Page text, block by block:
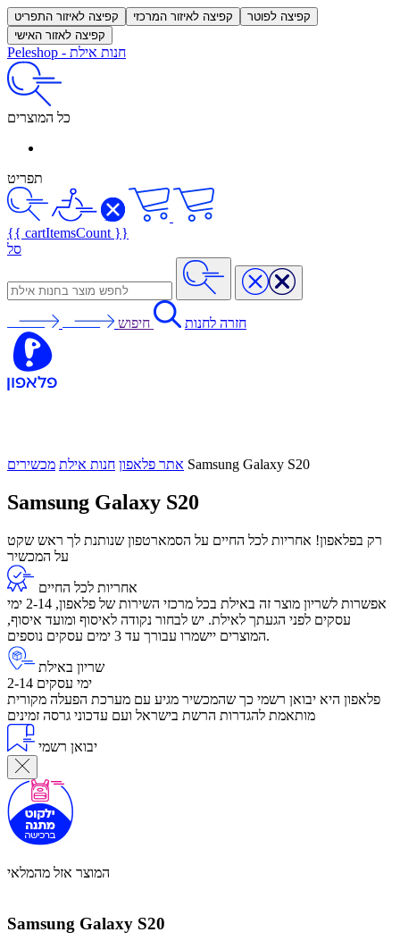
קפיצה לאיזור התפריט קפיצה לאיזור המרכזי
קפיצה לפוטר
קפיצה לאזור האישי
Peleshop - חנות אילת
כל המוצרים
תפריט
{{ cartItemsCount }}
סל
חזרה לחנות חיפוש
אתר פלאפון חנות אילת מכשירים Samsung Galaxy S20
Samsung Galaxy S20
רק בפלאפון! אחריות לכל החיים על הסמארטפון שנותנת לך ראש שקט
על המכשיר
אחריות לכל החיים
אפשרות לשריון מוצר זה באילת בכל מרכזי השירות של פלאפון, 2-14 ימי
עסקים לפני הגעתך לאילת. יש לבחור נקודה לאיסוף ומועד איסוף,
המוצרים יישמרו עבורך עד 3 ימים עסקים נוספים.
שריון באילת
2-14 ימי עסקים
פלאפון היא יבואן רשמי כך שהמכשיר מגיע עם מערכת הפעלה מקורית
מותאמת להגדרות הרשת בישראל ועם עדכוני גרסה זמינים
יבואן רשמי
המוצר אזל מהמלאי
Samsung Galaxy S20